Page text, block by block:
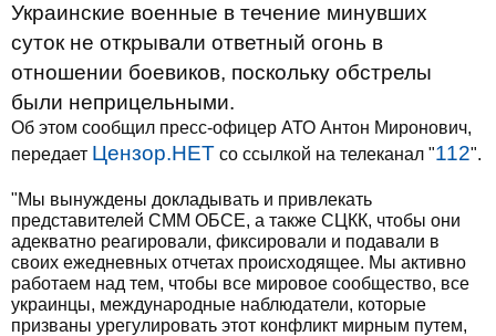
Украинские военные в течение минувших
суток не открывали ответный огонь в
отношении боевиков, поскольку обстрелы
были неприцельными.
Об этом сообщил пресс-офицер АТО Антон Миронович,
передает Цензор.НЕТ со ссылкой на телеканал "112".
"Мы вынуждены докладывать и привлекать
представителей СММ ОБСЕ, а также СЦКК, чтобы они
адекватно реагировали, фиксировали и подавали в
своих ежедневных отчетах происходящее. Мы активно
работаем над тем, чтобы все мировое сообщество, все
украинцы, международные наблюдатели, которые
призваны урегулировать этот конфликт мирным путем,